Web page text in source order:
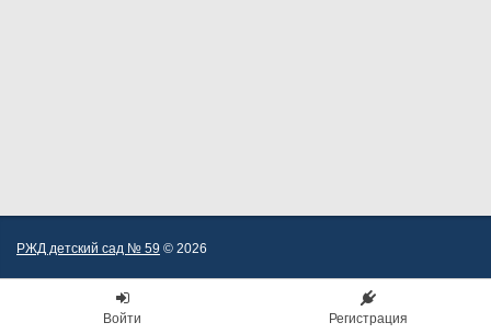
РЖД детский сад № 59 © 2026
Войти Регистрация